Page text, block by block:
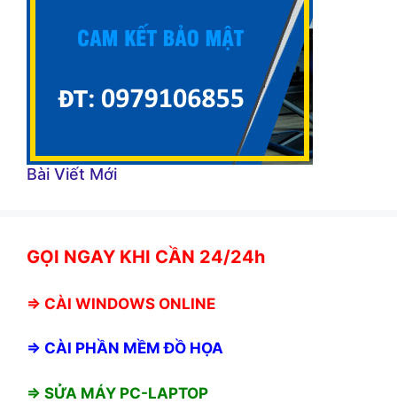
Bài Viết Mới
GỌI NGAY KHI CẦN 24/24h
⇒ CÀI WINDOWS ONLINE
⇒ CÀI PHẦN MỀM ĐỒ HỌA
⇒ SỬA MÁY PC-LAPTOP